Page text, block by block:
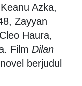
Azka,
Zayyan
Haura,
Film Dilan
berjudul